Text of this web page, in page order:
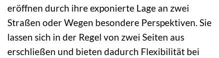
eröffnen durch ihre exponierte Lage an zwei
Straßen oder Wegen besondere Perspektiven. Sie
lassen sich in der Regel von zwei Seiten aus
erschließen und bieten dadurch Flexibilität bei